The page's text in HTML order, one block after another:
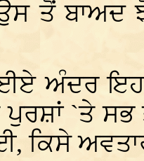
ਤੋਂ ਬਾਅਦ
ਅੰਦਰ ਇਹ
ਪੁਰਸ਼ਾਂ `ਤੇ
ਕਿਸੇ